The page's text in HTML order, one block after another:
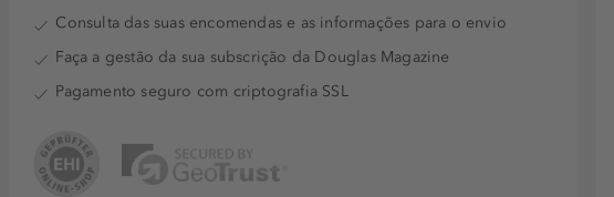
Consulta das suas encomendas e as informações para o envio
Faça a gestão da sua subscrição da Douglas Magazine
Pagamento seguro com criptografia SSL